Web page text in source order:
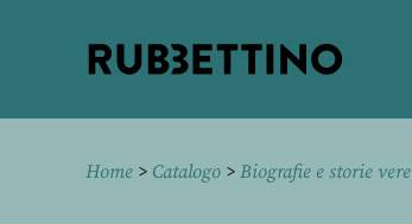
Home > Catalogo > Biografie e storie vere